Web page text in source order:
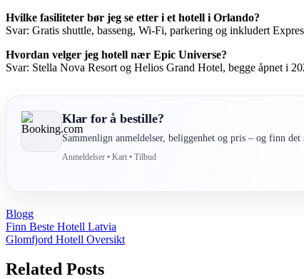
Hvilke fasiliteter bør jeg se etter i et hotell i Orlando?
Svar: Gratis shuttle, basseng, Wi-Fi, parkering og inkludert
Hvordan velger jeg hotell nær Epic Universe?
Svar: Stella Nova Resort og Helios Grand Hotel, begge åpnet i
Klar for å bestille?
Sammenlign anmeldelser, beliggenhet og pris – og finn det
Anmeldelser • Kart • Tilbud
Blogg
Post
navigation
Finn Beste Hotell Latvia
Glomfjord Hotell Oversikt
Related Posts